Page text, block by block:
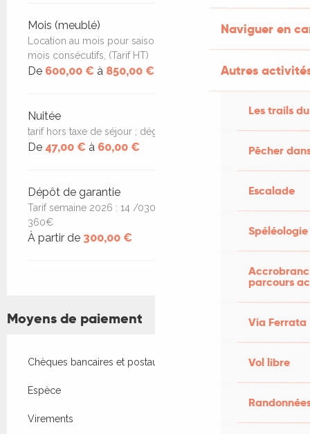
Naviguer en
Autres
Les trails
Pêcher
Escalade
Spéléologie
parcours
Via Ferrata
Vol libre
Mois (meublé)
Location au mois pour saisonniers: maxi durée, deux
mois consécutifs, (Tarif HT)
De 600,00 € à 850,00 €
Nuitée
tarif hors taxe de séjour ; dégressif avec durée location
De 47,00 € à 60,00 €
Dépôt de garantie
Tarif semaine 2026 : 14 /0302/05: 329€ 02/0504/07:
360€
À partir de 300,00 €
Moyens de paiement
Chèques bancaires et postaux
Espèce
Virements